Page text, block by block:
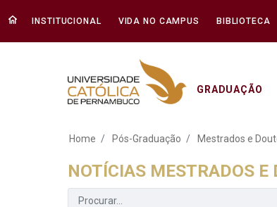
INSTITUCIONAL VIDA NO CAMPUS BIBLIOTECA
GRADUAÇÃO
Notícias
Home Pós-Graduação Mestrados e
NOTÍCIAS MESTRADOS E